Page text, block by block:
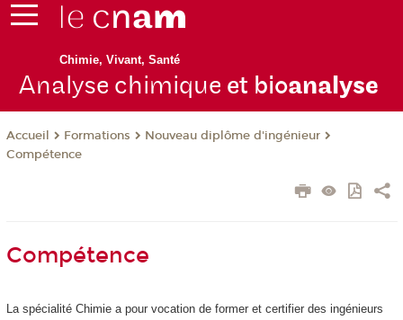
Chimie, Vivant, Santé
Analyse chimique et bioanalyse
Accueil Formations
Nouveau diplôme d'ingénieur
Compétence
Compétence
La spécialité Chimie a pour vocation de former et certifier des ingénieurs